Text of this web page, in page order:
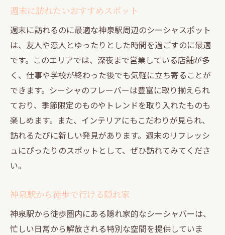
週末に訪れたいおすすめスポット
週末に訪れるのに最適な神泉駅周辺のシーシャスポット
は、友人や恋人とゆったりとした時間を過ごすのに最適
です。このエリアでは、深夜まで営業している店舗が多
く、仕事や学校が終わった後でも気軽に立ち寄ることが
できます。シーシャのフレーバーは豊富に取り揃えられ
ており、季節限定のものやトレンドを取り入れたものも
楽しめます。また、インテリアにもこだわりが見られ、
訪れるたびに新しい発見があります。週末のリフレッシ
ュにぴったりのスポットとして、ぜひ訪れてみてくださ
い。
神泉駅から徒歩で行ける隠れ家
神泉駅から徒歩圏内にある隠れ家的なシーシャバーは、
忙しい日常から解放される特別な空間を提供していま